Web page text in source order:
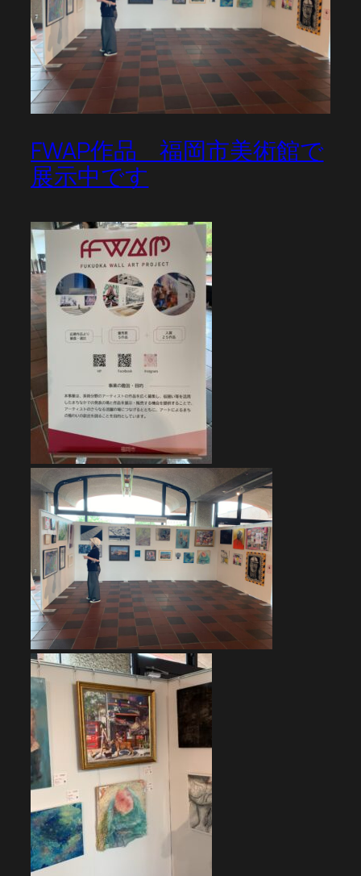
FWAP作品 福岡市美術館で
展示中です